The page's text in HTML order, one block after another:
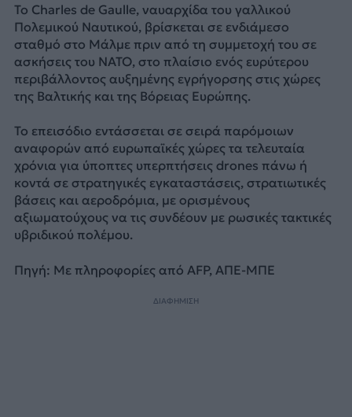
Το Charles de Gaulle, ναυαρχίδα του γαλλικού
Πολεμικού Ναυτικού, βρίσκεται σε ενδιάμεσο
σταθμό στο Μάλμε πριν από τη συμμετοχή του σε
ασκήσεις του NATO, στο πλαίσιο ενός ευρύτερου
περιβάλλοντος αυξημένης εγρήγορσης στις χώρες
της Βαλτικής και της Βόρειας Ευρώπης.
Το επεισόδιο εντάσσεται σε σειρά παρόμοιων
αναφορών από ευρωπαϊκές χώρες τα τελευταία
χρόνια για ύποπτες υπερπτήσεις drones πάνω ή
κοντά σε στρατηγικές εγκαταστάσεις, στρατιωτικές
βάσεις και αεροδρόμια, με ορισμένους
αξιωματούχους να τις συνδέουν με ρωσικές τακτικές
υβριδικού πολέμου.
Πηγή: Με πληροφορίες από AFP, ΑΠΕ-ΜΠΕ
ΔΙΑΦΗΜΙΣΗ